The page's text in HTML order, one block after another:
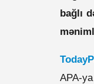
bağlı
APA-